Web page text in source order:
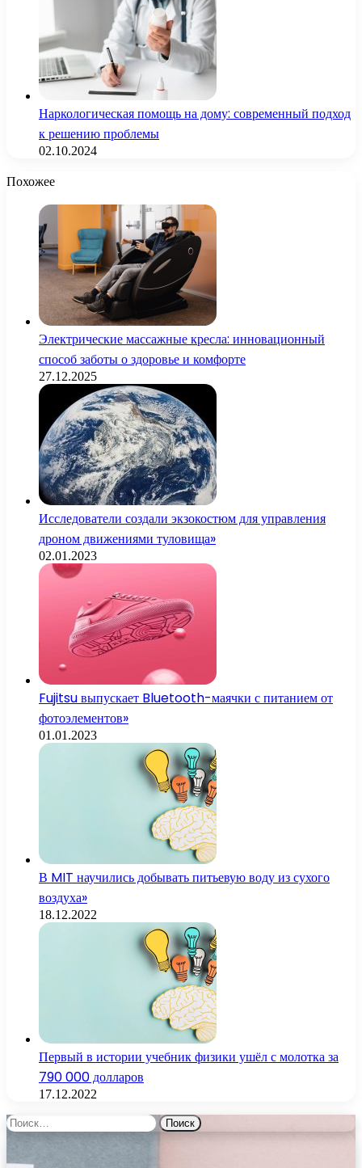
Наркологическая помощь на дому: современный подход
к решению проблемы
02.10.2024
Похожее
Электрические массажные кресла: инновационный
способ заботы о здоровье и комфорте
27.12.2025
Исследователи создали экзокостюм для управления
дроном движениями туловища»
02.01.2023
Fujitsu выпускает Bluetooth-маячки с питанием от
фотоэлементов»
01.01.2023
В MIT научились добывать питьевую воду из сухого
воздуха»
18.12.2022
Первый в истории учебник физики ушёл с молотка за
790 000 долларов
17.12.2022
Найти: